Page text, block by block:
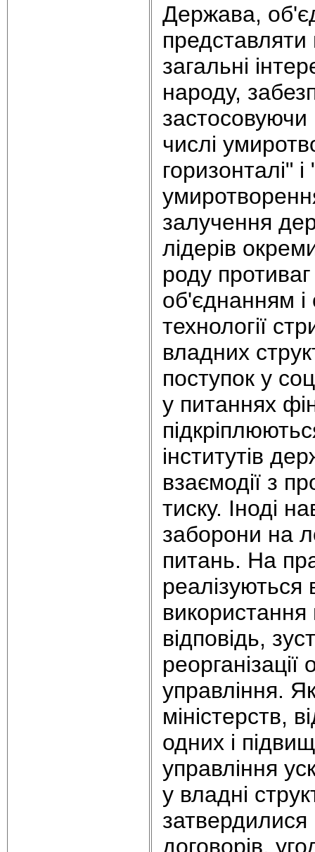
Держава,
представляти
загальні
народу,
застосовуючи
числі
горизонталі"
залучення
лідерів
роду
об'єднанням і
технології
владних
поступок у
у питаннях
інститутів
взаємодії з
тиску. Іноді
заборони на
питань. На
відповідь,
управління.
міністерств,
одних і
управління
у владні
договорів,